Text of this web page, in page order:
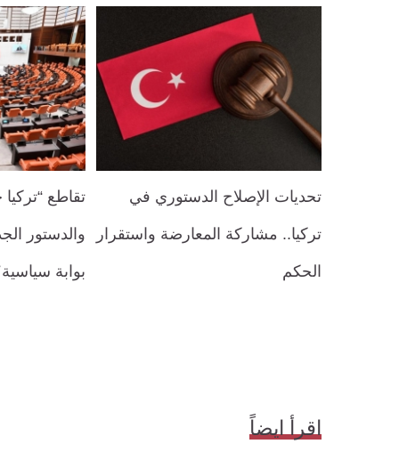
تحديات الإصلاح الدستوري في
تركيا.. مشاركة المعارضة واستقرار
الحكم
تقاطع
والدستور
بوابة
اقرأ ايضاً